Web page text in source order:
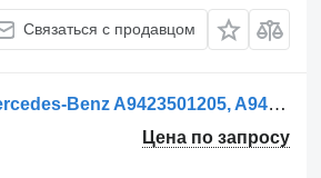
Связаться с продавцом
Реактивная тяга Brat de control pentru для грузовика Mercedes-Benz A9423501205, A9423500505, A9423500805, A9603500105, 9423501205, 9423500505, 9423500805, 9603500105
Цена по запросу